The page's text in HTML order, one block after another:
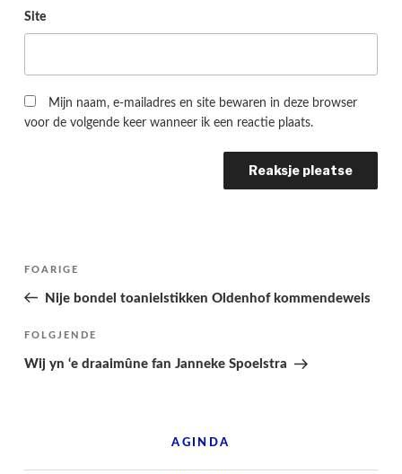
Site
Mijn naam, e-mailadres en site bewaren in deze browser
voor de volgende keer wanneer ik een reactie plaats.
Berichtnavigatie
Folgjende
pagina
FOARIGE
Nije bondel toanielstikken Oldenhof kommendeweis
Folgjend
berjocht
FOLGJENDE
Wij yn ‘e draaimûne fan Janneke Spoelstra
AGINDA